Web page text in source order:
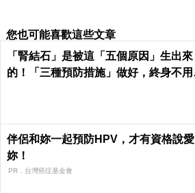
您也可能喜歡這些文章
「腎結石」是被這「五個原因」生出來
的！「三種預防措施」做好，終身不用
伴侶和妳一起預防HPV，才有資格說愛
妳！
PR．台灣癌症基金會